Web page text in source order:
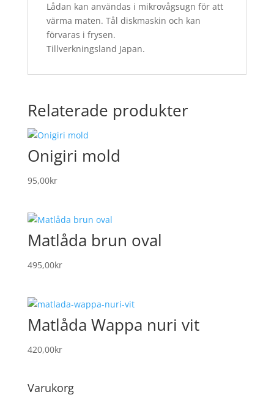
Lådan kan användas i mikrovågsugn för att
värma maten. Tål diskmaskin och kan
förvaras i frysen.
Tillverkningsland Japan.
Relaterade produkter
Onigiri mold
95,00kr
Matlåda brun oval
495,00kr
Matlåda Wappa nuri vit
420,00kr
Varukorg